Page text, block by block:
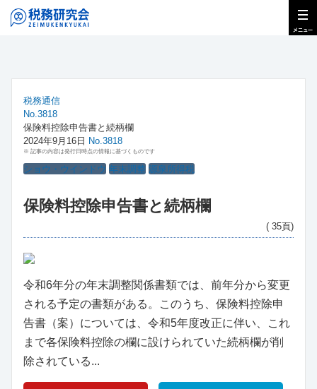
税務通信
No.3818
保険料控除申告書と続柄欄
2024年9月16日 No.3818
※ 記事の内容は発行日時点の情報に基づくものです
ショウ・ウインドウ 年末調整 源泉所得税
保険料控除申告書と続柄欄
( 35頁)
令和6年分の年末調整関係書類では、前年分から変更
される予定の書類がある。このうち、保険料控除申
告書（案）については、令和5年度改正に伴い、これ
まで各保険料控除の欄に設けられていた続柄欄が削
除されている...